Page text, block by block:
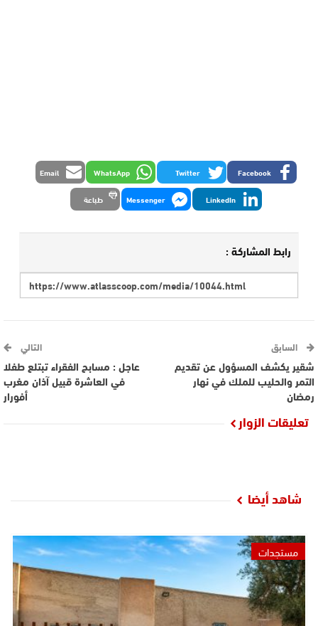
Facebook
Twitter
WhatsApp
Email
LinkedIn
Messenger طباعة
رابط المشاركة :
السابق
شقير يكشف المسؤول عن تقديم
التمر والحليب للملك في نهار
رمضان
التالي
عاجل : مسابح الفقراء تبتلع طفلا
في العاشرة قبيل آذان مغرب
أفورار
تعليقات الزوار
شاهد أيضا
مستجدات